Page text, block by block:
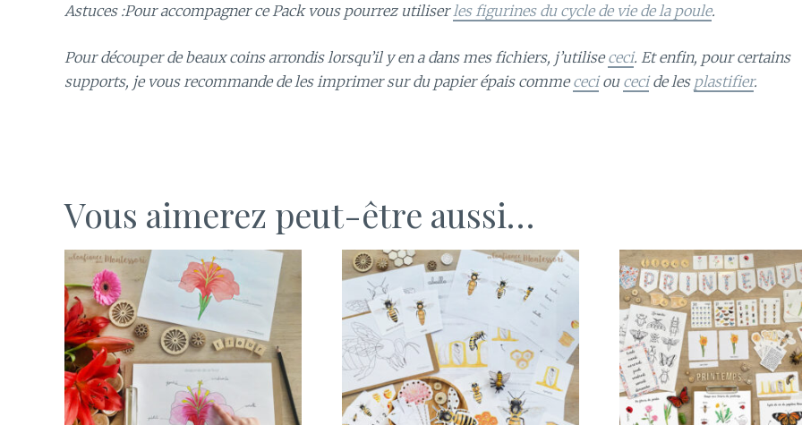
Astuces :Pour accompagner ce Pack vous pourrez utiliser les figurines du cycle de vie de la poule.
Pour découper de beaux coins arrondis lorsqu’il y en a dans mes fichiers, j’utilisececi. Et enfin, pour certains
supports, je vous recommande de les imprimer sur du papier épais commececiou cecide les plastifier.
Vous aimerez peut-être aussi…